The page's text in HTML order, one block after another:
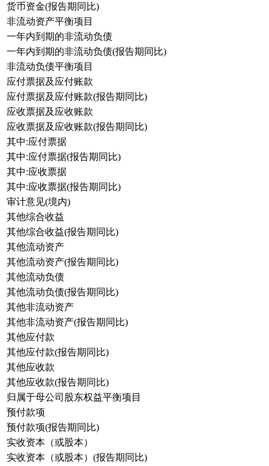
货币资金(报告期同比)
非流动资产平衡项目
一年内到期的非流动负债
一年内到期的非流动负债(报告期同比)
非流动负债平衡项目
应付票据及应付账款
应付票据及应付账款(报告期同比)
应收票据及应收账款
应收票据及应收账款(报告期同比)
其中:应付票据
其中:应付票据(报告期同比)
其中:应收票据
其中:应收票据(报告期同比)
审计意见(境内)
其他综合收益
其他综合收益(报告期同比)
其他流动资产
其他流动资产(报告期同比)
其他流动负债
其他流动负债(报告期同比)
其他非流动资产
其他非流动资产(报告期同比)
其他应付款
其他应付款(报告期同比)
其他应收款
其他应收款(报告期同比)
归属于母公司股东权益平衡项目
预付款项
预付款项(报告期同比)
实收资本（或股本）
实收资本（或股本）(报告期同比)